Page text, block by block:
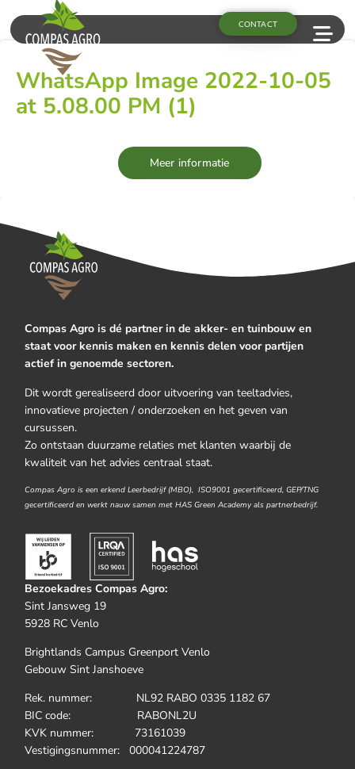
CONTACT
WhatsApp Image 2022-10-05
at 5.08.00 PM (1)
Meer informatie
Compas Agro is dé partner in de akker- en tuinbouw en
staat voor kennis maken en kennis delen voor partijen
actief in genoemde sectoren.
Dit wordt gerealiseerd door uitvoering van teeltadvies,
innovatieve projecten / onderzoeken en het geven van
cursussen.
Zo ontstaan duurzame relaties met klanten waarbij de
kwaliteit van het advies centraal staat.
Compas Agro is een erkend Leerbedrijf (MBO), ISO9001 gecertificeerd, GEP/TNG
gecertificeerd en werkt nauw samen met HAS Green Academy als partnerbedrijf.
Bezoekadres Compas Agro:
Sint Jansweg 19
5928 RC Venlo
Brightlands Campus Greenport Venlo
Gebouw Sint Janshoeve
Rek. nummer: NL92 RABO 0335 1182 67
BIC code: RABONL2U
KVK nummer: 73161039
Vestigingsnummer: 000041224787